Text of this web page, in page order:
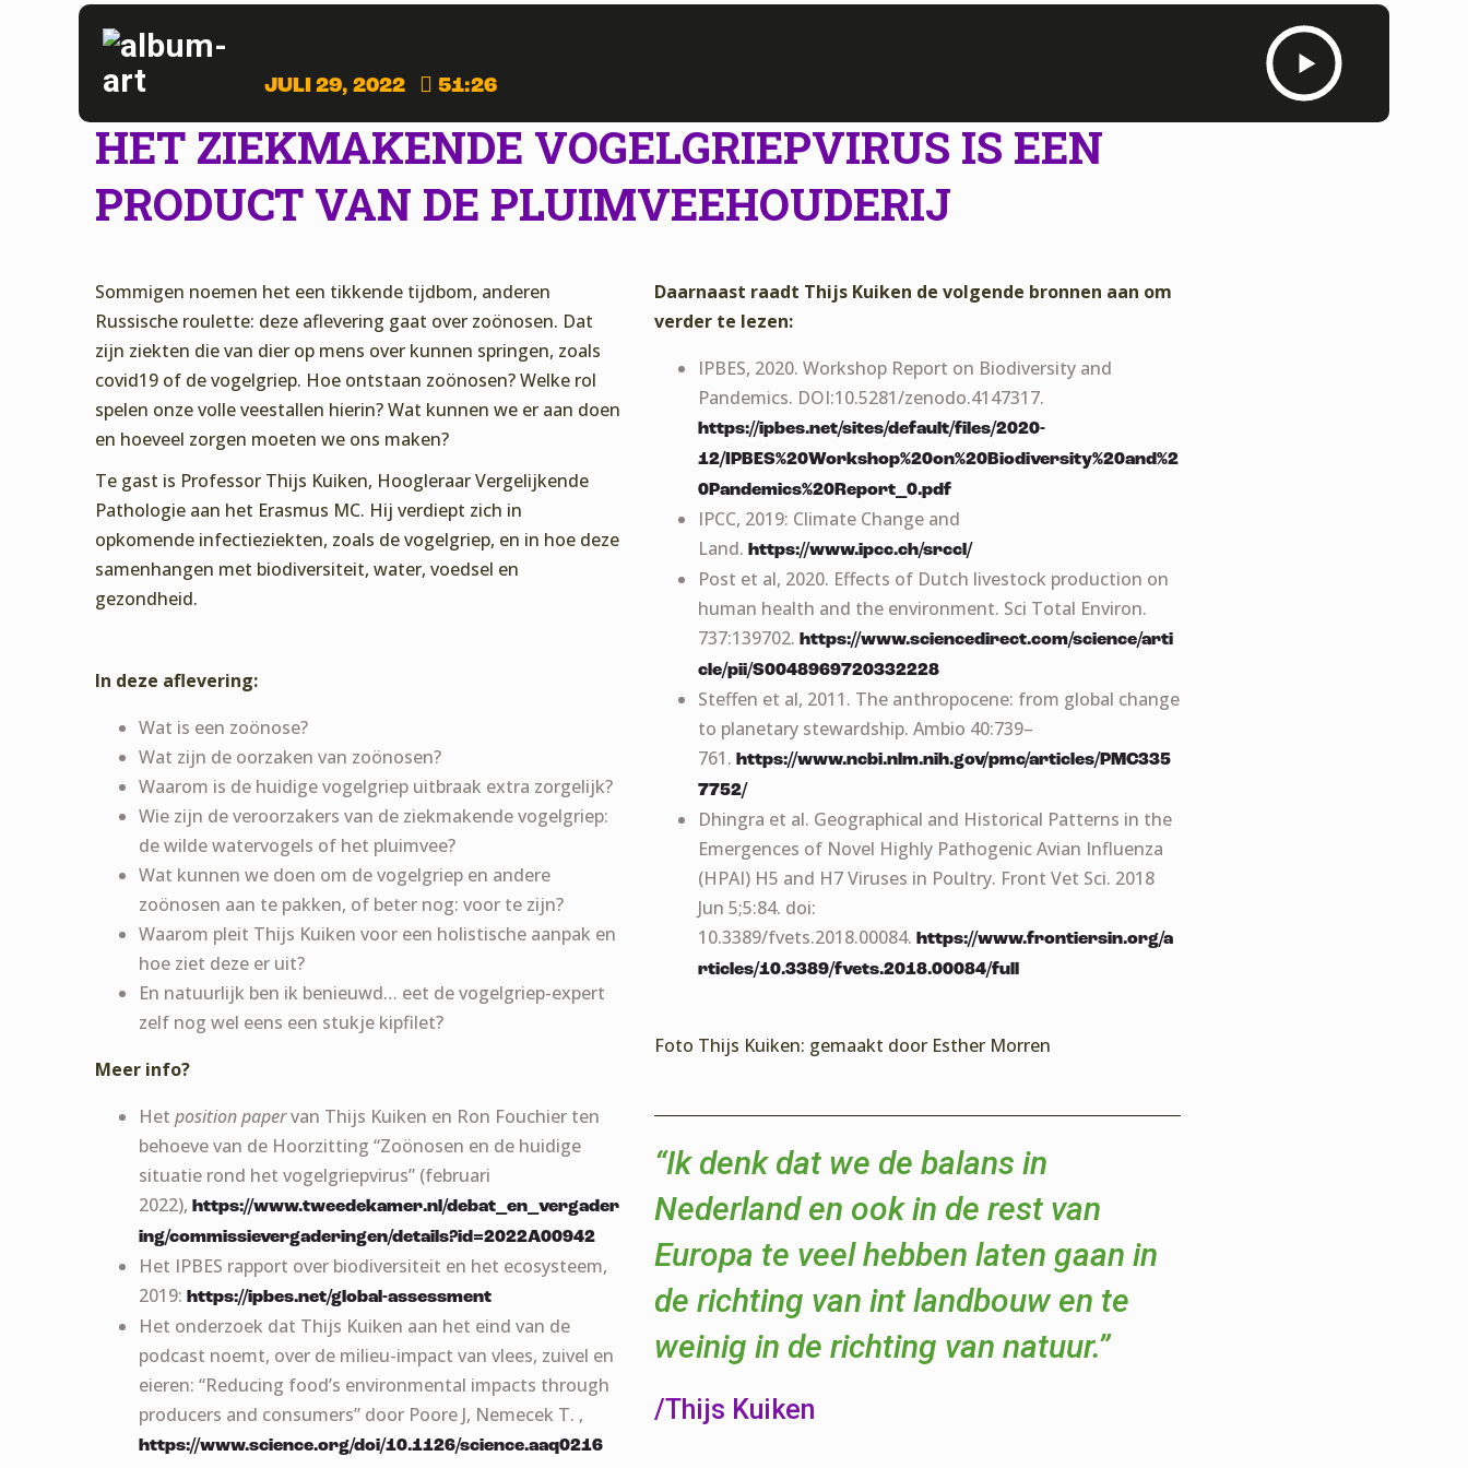
JULI 29, 2022 51:26
HET ZIEKMAKENDE VOGELGRIEPVIRUS IS EEN
PRODUCT VAN DE PLUIMVEEHOUDERIJ
Sommigen noemen het een tikkende tijdbom, anderen
Russische roulette: deze aflevering gaat over zoönosen. Dat
zijn ziekten die van dier op mens over kunnen springen, zoals
covid19 of de vogelgriep. Hoe ontstaan zoönosen? Welke rol
spelen onze volle veestallen hierin? Wat kunnen we er aan doen
en hoeveel zorgen moeten we ons maken?
Te gast is Professor Thijs Kuiken, Hoogleraar Vergelijkende
Pathologie aan het Erasmus MC. Hij verdiept zich in
opkomende infectieziekten, zoals de vogelgriep, en in hoe deze
samenhangen met biodiversiteit, water, voedsel en
gezondheid.
In deze aflevering:
Wat is een zoönose?
Wat zijn de oorzaken van zoönosen?
Waarom is de huidige vogelgriep uitbraak extra zorgelijk?
Wie zijn de veroorzakers van de ziekmakende vogelgriep:
de wilde watervogels of het pluimvee?
Wat kunnen we doen om de vogelgriep en andere
zoönosen aan te pakken, of beter nog: voor te zijn?
Waarom pleit Thijs Kuiken voor een holistische aanpak en
hoe ziet deze er uit?
En natuurlijk ben ik benieuwd… eet de vogelgriep-expert
zelf nog wel eens een stukje kipfilet?
Meer info?
Het position papervan Thijs Kuiken en Ron Fouchier ten
behoeve van de Hoorzitting “Zoönosen en de huidige
situatie rond het vogelgriepvirus” (februari
2022), https://www.tweedekamer.nl/debat_en_vergader
ing/commissievergaderingen/details?id=2022A00942
Het IPBES rapport over biodiversiteit en het ecosysteem,
2019: https://ipbes.net/global-assessment
Het onderzoek dat Thijs Kuiken aan het eind van de
podcast noemt, over de milieu-impact van vlees, zuivel en
eieren: “Reducing food’s environmental impacts through
producers and consumers” door Poore J, Nemecek T. ,
https://www.science.org/doi/10.1126/science.aaq0216
Daarnaast raadt Thijs Kuiken de volgende bronnen aan om
verder te lezen:
IPBES, 2020. Workshop Report on Biodiversity and
Pandemics. DOI:10.5281/zenodo.4147317.
https://ipbes.net/sites/default/files/2020-
12/IPBES%20Workshop%20on%20Biodiversity%20and%2
0Pandemics%20Report_0.pdf
IPCC, 2019: Climate Change and
Land. https://www.ipcc.ch/srccl/
Post et al, 2020. Effects of Dutch livestock production on
human health and the environment. Sci Total Environ.
737:139702. https://www.sciencedirect.com/science/arti
cle/pii/S0048969720332228
Steffen et al, 2011. The anthropocene: from global change
to planetary stewardship. Ambio 40:739–
761. https://www.ncbi.nlm.nih.gov/pmc/articles/PMC335
7752/
Dhingra et al. Geographical and Historical Patterns in the
Emergences of Novel Highly Pathogenic Avian Influenza
(HPAI) H5 and H7 Viruses in Poultry. Front Vet Sci. 2018
Jun 5;5:84. doi:
10.3389/fvets.2018.00084. https://www.frontiersin.org/a
rticles/10.3389/fvets.2018.00084/full
Foto Thijs Kuiken: gemaakt door Esther Morren
“Ik denk dat we de balans in
Nederland en ook in de rest van
Europa te veel hebben laten gaan in
de richting van int landbouw en te
weinig in de richting van natuur.”
/Thijs Kuiken